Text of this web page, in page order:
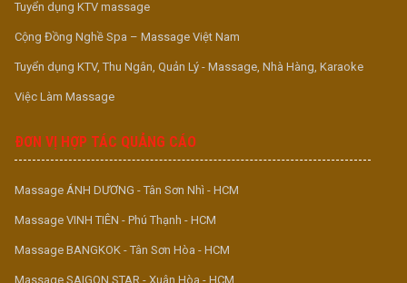
Tuyển dụng KTV massage
Cộng Đồng Nghề Spa – Massage Việt Nam
Tuyển dụng KTV, Thu Ngân, Quản Lý - Massage, Nhà Hàng, Karaoke
Việc Làm Massage
ĐƠN VỊ HỢP TÁC QUẢNG CÁO
Massage ÁNH DƯƠNG - Tân Sơn Nhì - HCM
Massage VINH TIÊN - Phú Thạnh - HCM
Massage BANGKOK - Tân Sơn Hòa - HCM
Massage SAIGON STAR - Xuân Hòa - HCM